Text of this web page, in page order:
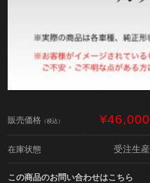
販売価格 （税込） ¥46,000
在庫状態 受注生産
この商品のお問い合わせはこちら